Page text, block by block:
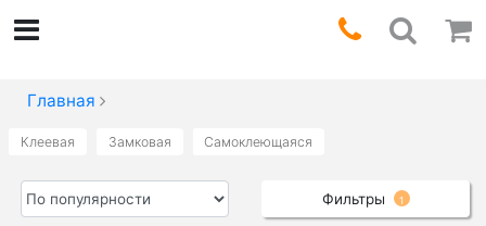
Главная
Клеевая Замковая Самоклеющаяся
Фильтры 1